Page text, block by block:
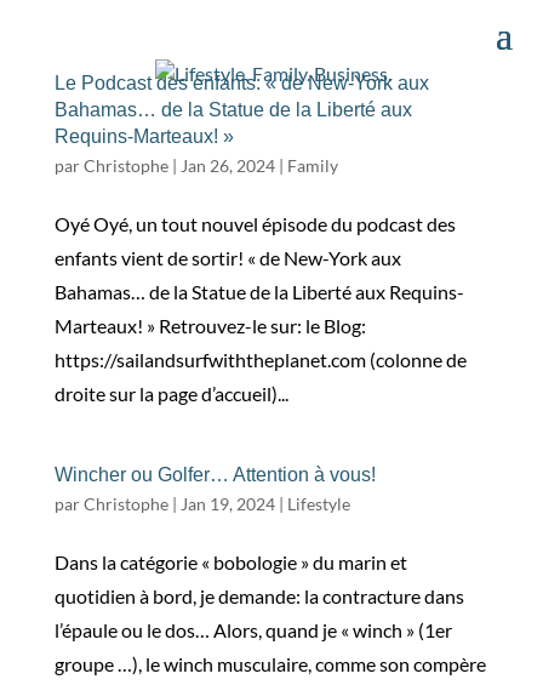
Le Podcast des enfants: « de New-York aux
Bahamas… de la Statue de la Liberté aux
Requins-Marteaux! »
parChristophe| Jan 26, 2024| Family
Oyé Oyé, un tout nouvel épisode du podcast des
enfants vient de sortir! « de New-York aux
Bahamas… de la Statue de la Liberté aux Requins-
Marteaux! » Retrouvez-le sur: le Blog:
https://sailandsurfwiththeplanet.com (colonne de
droite sur la page d’accueil)...
Wincher ou Golfer… Attention à vous!
parChristophe| Jan 19, 2024| Lifestyle
Dans la catégorie « bobologie » du marin et
quotidien à bord, je demande: la contracture dans
l’épaule ou le dos… Alors, quand je « winch » (1er
groupe …), le winch musculaire, comme son compère